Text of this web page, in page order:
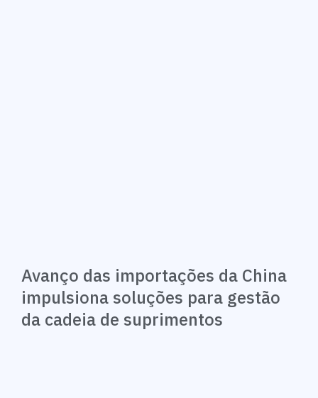
Avanço das importações da China
impulsiona soluções para gestão
da cadeia de suprimentos